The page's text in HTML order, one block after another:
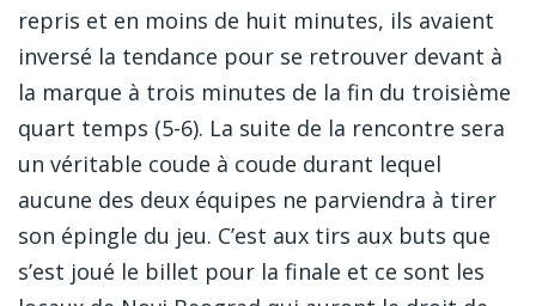
repris et en moins de huit minutes, ils avaient
inversé la tendance pour se retrouver devant à
la marque à trois minutes de la fin du troisième
quart temps (5-6). La suite de la rencontre sera
un véritable coude à coude durant lequel
aucune des deux équipes ne parviendra à tirer
son épingle du jeu. C’est aux tirs aux buts que
s’est joué le billet pour la finale et ce sont les